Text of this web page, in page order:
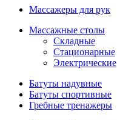
Массажеры для рук
Массажные столы
Складные
Стационарные
Электрические
Батуты надувные
Батуты спортивные
Гребные тренажеры